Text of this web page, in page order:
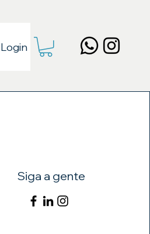
Login
Siga a gente